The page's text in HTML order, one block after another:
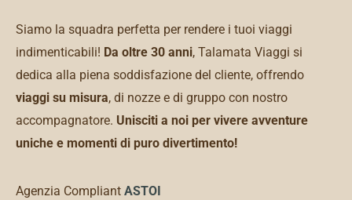
Siamo la squadra perfetta per rendere i tuoi viaggi
indimenticabili! Da oltre 30 anni, Talamata Viaggi si
dedica alla piena soddisfazione del cliente, offrendo
viaggi su misura, di nozze e di gruppo con nostro
accompagnatore. Unisciti a noi per vivere avventure
uniche e momenti di puro divertimento!
Agenzia Compliant ASTOI